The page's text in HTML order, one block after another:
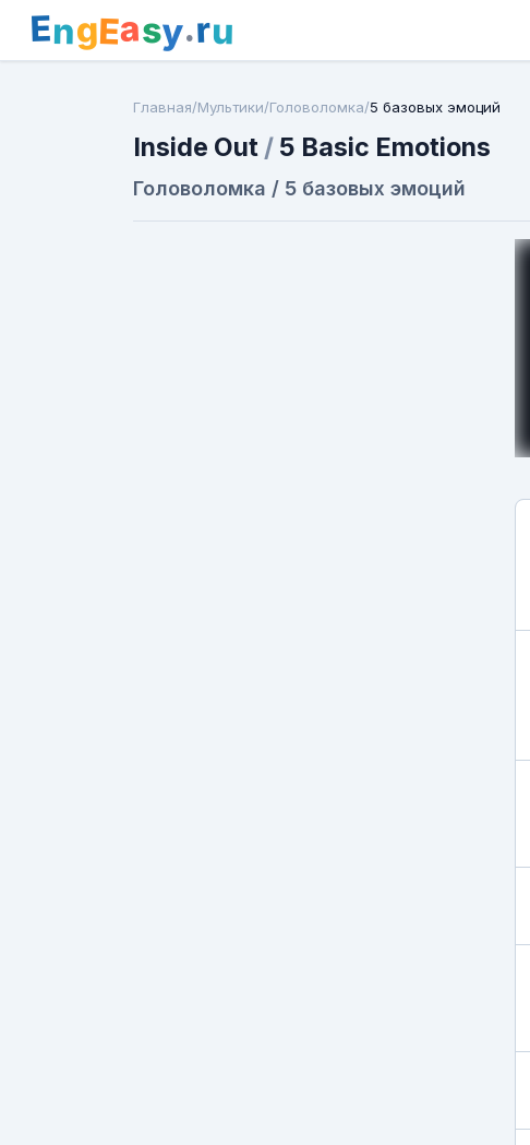
EngEasy.ru
Главная/Мультики/Головоломка/5 базовых эмоций
Inside Out / 5 Basic Emotions
Головоломка / 5 базовых эмоций